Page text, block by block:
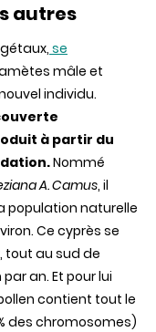
autres
se
mâle et
individu.
à partir du
Nommé
A. Camus, il
population naturelle
Ce cyprès se
tout au sud de
an. Et pour lui
contient tout le
des chromosomes)